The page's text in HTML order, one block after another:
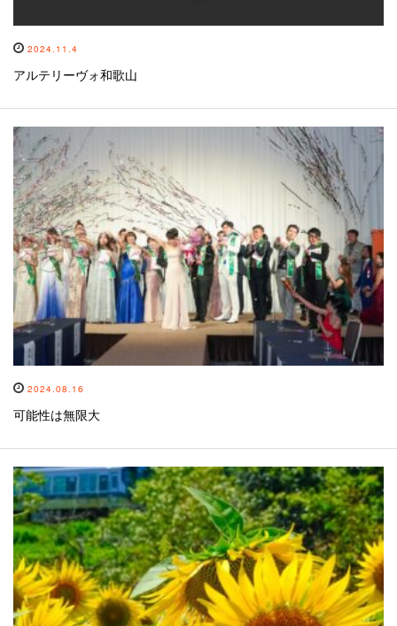
2024.11.4
アルテリーヴォ和歌山
2024.08.16
可能性は無限大